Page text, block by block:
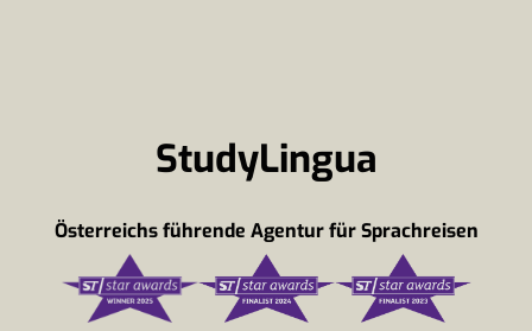
StudyLingua
Österreichs führende Agentur für Sprachreisen